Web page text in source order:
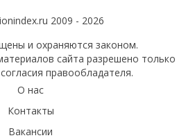
2009 - 2026
и охраняются законом.
сайта разрешено только
правообладателя.
О нас
Контакты
Вакансии